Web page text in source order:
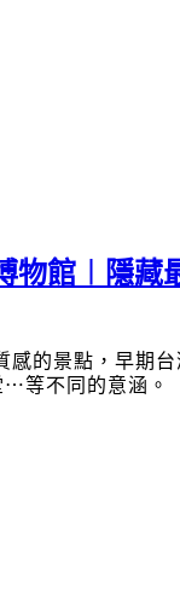
館︱隱藏
感的景點，早期
⋯等不同的意涵。